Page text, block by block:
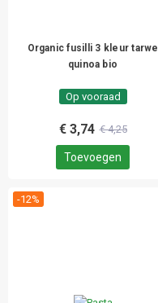
Organic fusilli 3 kleur tarwe
quinoa bio
Op vooraad
€ 3,74 € 4,25
Toevoegen
-12%